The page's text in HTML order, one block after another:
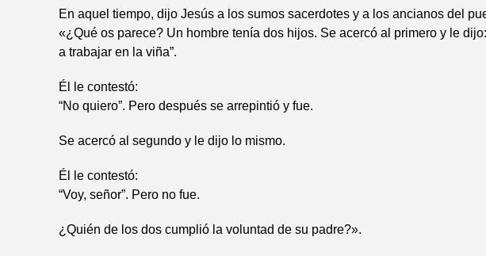
En aquel tiempo, dijo Jesús a los sumos sacerdotes y a los ancianos del
«¿Qué os parece? Un hombre tenía dos hijos. Se acercó al primero y le
a trabajar en la viña”.
Él le contestó:
“No quiero”. Pero después se arrepintió y fue.
Se acercó al segundo y le dijo lo mismo.
Él le contestó:
“Voy, señor”. Pero no fue.
¿Quién de los dos cumplió la voluntad de su padre?».